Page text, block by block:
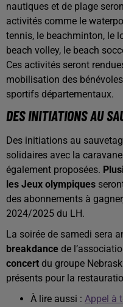
nautiques et de plage
activités comme le
tennis, le beachminton, le
beach volley, le beach
Ces activités seront
mobilisation des
sportifs départementaux.
DES INITIATIONS AU
Des initiations au
solidaires avec la
également proposées.
les Jeux olympiques
des abonnements à
2024/2025 du LH.
La soirée de samedi sera
breakdance de
concert du groupe
présents pour la
À lire aussi : Appel à